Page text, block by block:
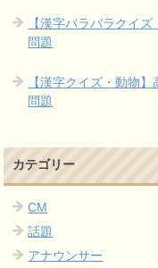
【漢字バラバラクイ
問題
【漢字クイズ・動物
問題
カテゴリー
CM
話題
アナウンサー